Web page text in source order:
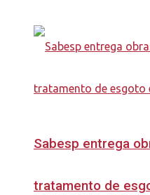
Sabesp entrega
tratamento de